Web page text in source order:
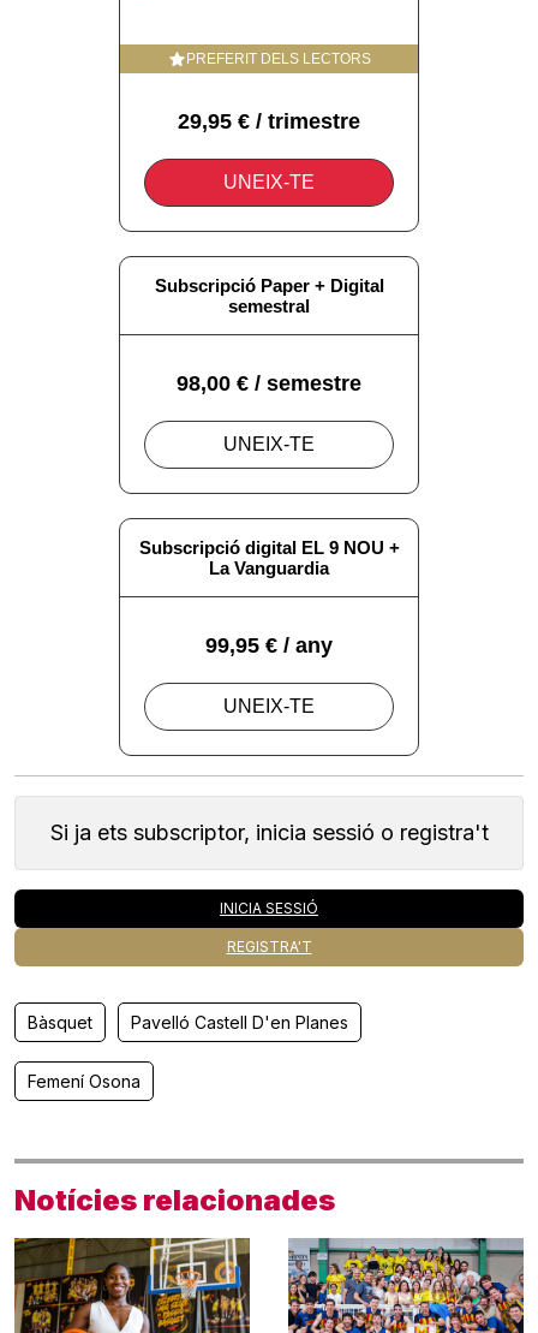
Si ja ets subscriptor, inicia sessió o registra't
INICIA SESSIÓ
REGISTRA'T
Bàsquet Pavelló Castell D'en Planes
Femení Osona
Notícies relacionades